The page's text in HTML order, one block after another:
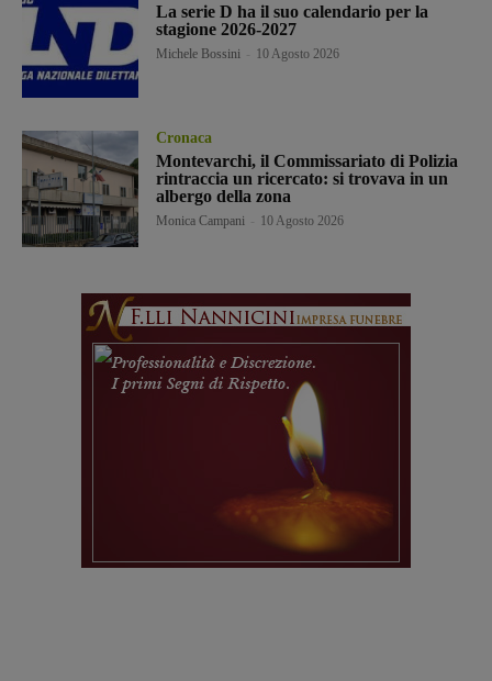
La serie D ha il suo calendario per la
stagione 2026-2027
Michele Bossini 10 Agosto 2026
Cronaca
Montevarchi, il Commissariato di Polizia
rintraccia un ricercato: si trovava in un
albergo della zona
Monica Campani 10 Agosto 2026